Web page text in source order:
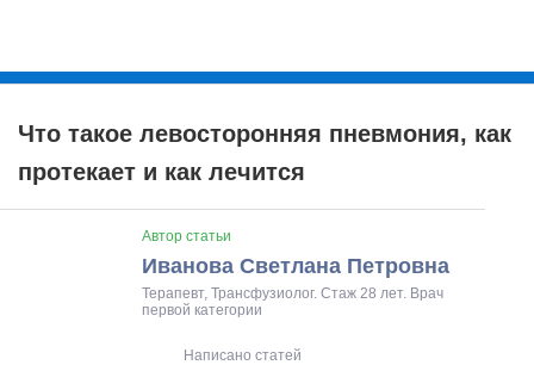
Что такое левосторонняя пневмония, как
протекает и как лечится
Автор статьи
Иванова Светлана Петровна
Терапевт, Трансфузиолог. Стаж 28 лет. Врач
первой категории
Написано статей